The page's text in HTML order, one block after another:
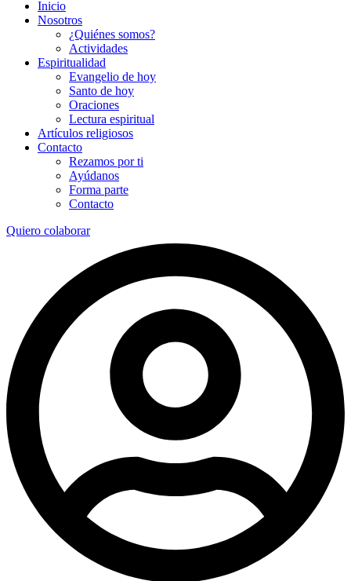
Inicio
Nosotros
¿Quiénes somos?
Actividades
Espiritualidad
Evangelio de hoy
Santo de hoy
Oraciones
Lectura espiritual
Artículos religiosos
Contacto
Rezamos por ti
Ayúdanos
Forma parte
Contacto
Quiero colaborar